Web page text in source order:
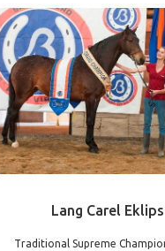
Lang Carel Eklips
Traditional Supreme